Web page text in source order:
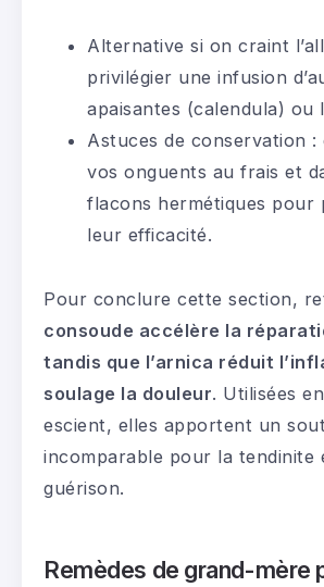
Alternative si on craint
privilégier une infusion
apaisantes (calendula) ou
Astuces de conservation :
vos onguents au frais et
flacons hermétiques pour
leur efficacité.
Pour conclure cette section,
consoude accélère la
tandis que l’arnica réduit
soulage la douleur. Utilisées
escient, elles apportent un
incomparable pour la tendinite
guérison.
Remèdes de grand-mère